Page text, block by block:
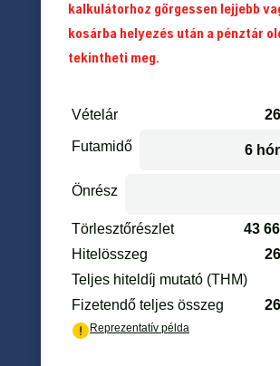
kalkulátorhoz görgessen lejjebb
kosárba helyezés után a pénztár
tekintheti meg.